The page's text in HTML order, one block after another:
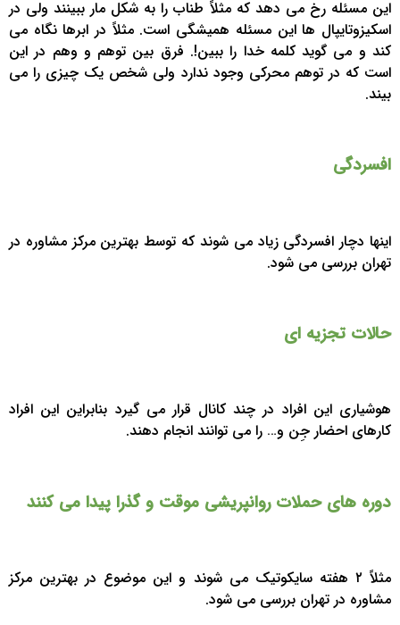
این مسئله رخ می دهد که مثلاً طناب را به شکل مار ببینند ولی در
اسکیزوتایپال ها این مسئله همیشگی است. مثلاً در ابرها نگاه می
کند و می گوید کلمه خدا را ببین!. فرق بین توهم و وهم در این
است که در توهم محرکی وجود ندارد ولی شخص یک چیزی را می
بیند.
افسردگی
اینها دچار افسردگی زیاد می شوند که توسط بهترین مرکز مشاوره در
تهران بررسی می شود.
حالات تجزیه ای
هوشیاری این افراد در چند کانال قرار می گیرد بنابراین این افراد
کارهای احضار جِن و… را می توانند انجام دهند.
دوره های حملات روانپریشی موقت و گذرا پیدا می کنند
مثلاً ۲ هفته سایکوتیک می شوند و این موضوع در بهترین مرکز
مشاوره در تهران بررسی می شود.